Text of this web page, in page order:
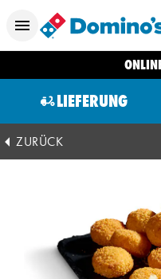
LIEFERUNG
ZURÜCK